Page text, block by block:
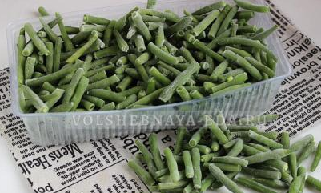
Фасоли с курицей Фасоли с зеленью
Фасоль со свежими
помидорами
Перец на зиму